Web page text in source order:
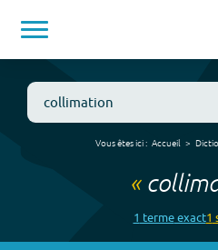
Vous êtes ici : Accueil
«
1 termeexact1